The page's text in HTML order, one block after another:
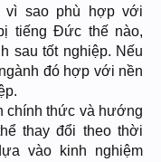
vì sao phù hợp với
tiếng Đức thế nào,
sau tốt nghiệp. Nếu
đó hợp với nền
chính thức và hướng
thay đổi theo thời
vào kinh nghiệm